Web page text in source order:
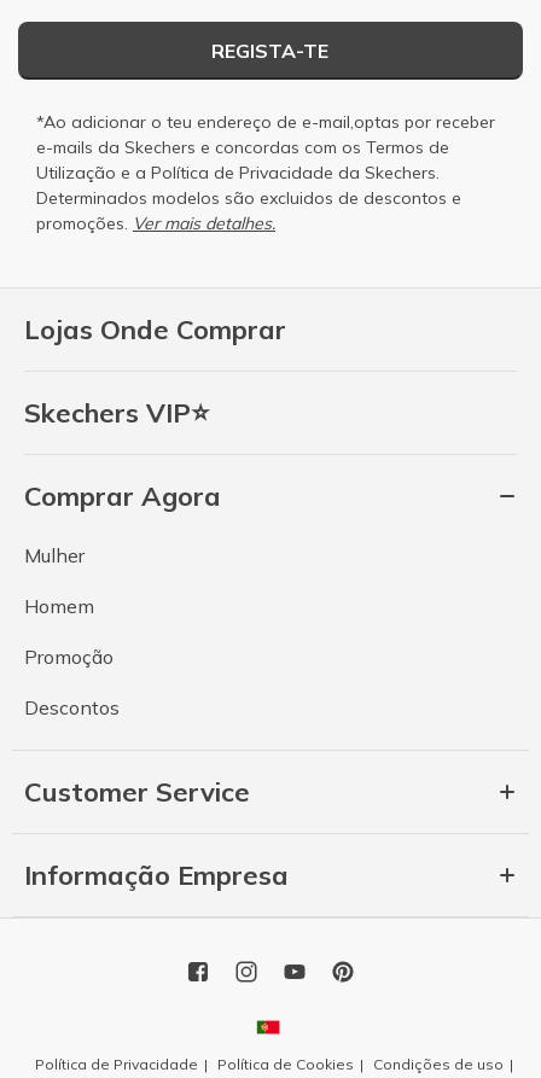
Lojas Onde Comprar
Skechers VIP⭐
Comprar Agora
Mulher
Homem
Promoção
Descontos
Customer Service
Informação Empresa
REGISTA-TE
*Ao adicionar o teu endereço de e-mail,optas por receber
e-mails da Skechers e concordas com os Termos de
Utilização e a Política de Privacidade da Skechers.
Determinados modelos são excluidos de descontos e
promoções. Ver mais detalhes.
Política de Privacidade Política de Cookies Condições de uso